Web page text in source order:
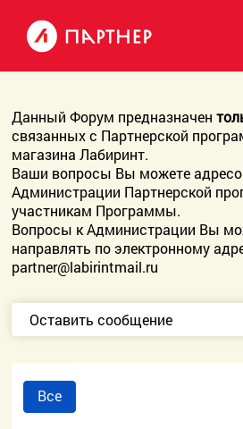
Данный Форум предназначен
связанных с Партнерской
магазина Лабиринт.
Ваши вопросы Вы можете
Администрации Партнерской
участникам Программы.
Вопросы к Администрации Вы
направлять по электронному
partner@labirintmail.ru
Оставить сообщение
Все